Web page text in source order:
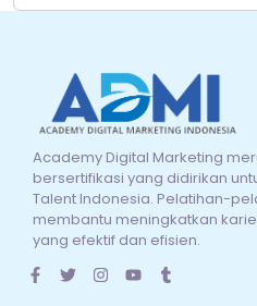
Academy Digital Marketing
bersertifikasi yang didirikan
Talent Indonesia. Pelatihan-
membantu meningkatkan
yang efektif dan efisien.